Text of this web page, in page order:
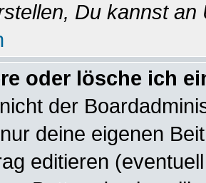
Du kannst
oder lösche ich
der
deine eigenen
editieren